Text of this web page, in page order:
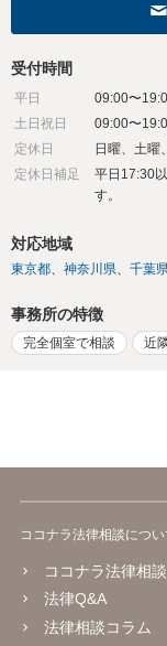
受付時間
平日
09:00〜
土日祝日
09:00〜
定休日
日曜、土曜
定休日補足
平日17:30
す。
対応地域
東京都 神奈川県 千葉
事務所の特徴
完全個室で相談 近
ココナラ法律相談につい
ココナラ法律相
法律Q&A
法律相談コラム